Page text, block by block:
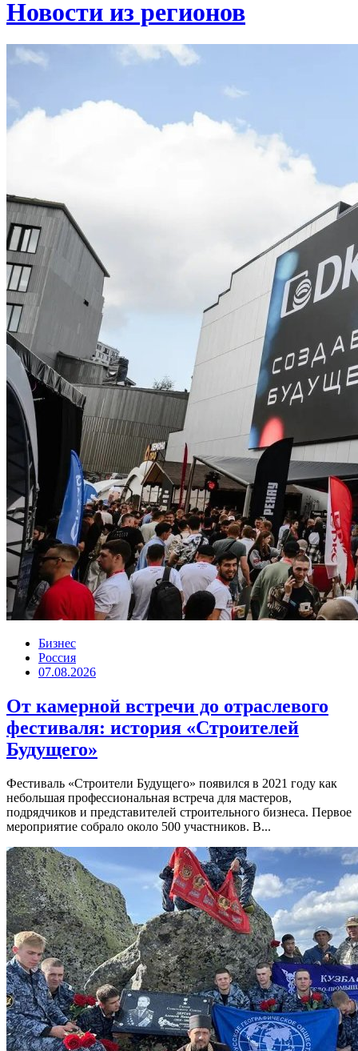
Новости из регионов
Бизнес
Россия
07.08.2026
От камерной встречи до отраслевого
фестиваля: история «Строителей
Будущего»
Фестиваль «Строители Будущего» появился в 2021 году как
небольшая профессиональная встреча для мастеров,
подрядчиков и представителей строительного бизнеса. Первое
мероприятие собрало около 500 участников. В...